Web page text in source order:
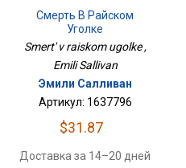
Смерть В Райском
Уголке
Smert' v raiskom ugolke ,
Emili Sallivan
Эмили Салливан
Артикул: 1637796
$31.87
Доставка за 14–20 дней